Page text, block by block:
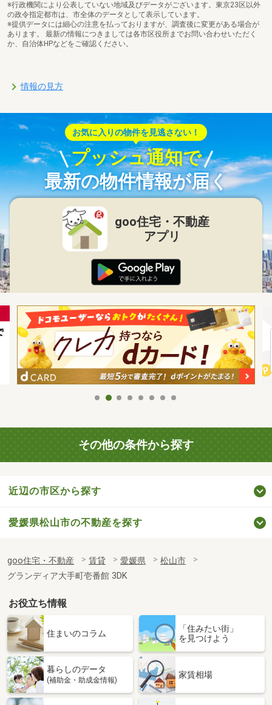
※行政機関により公表していない地域及びデータがございます。東京23区以外
の政令指定都市は、市全体のデータとして表示しています。
※提供データには細心の注意を払っておりますが、調査後に変更がある場合が
あります。 最新の情報につきましては各市区役所までお問い合わせいただく
か、自治体HPなどをご確認ください。
情報の見方
お気に入りの物件を見逃さない！
プッシュ通知で
最新の物件情報が届く
goo住宅・不動産
アプリ
その他の条件から探す
近辺の市区から探す
愛媛県松山市の不動産を探す
goo住宅・不動産 賃貸 愛媛県
松山市
グランディア大手町壱番館 3DK
お役立ち情報
住まいのコラム
「住みたい街」
を見つけよう
暮らしのデータ
(補助金・助成金情報)
家賃相場